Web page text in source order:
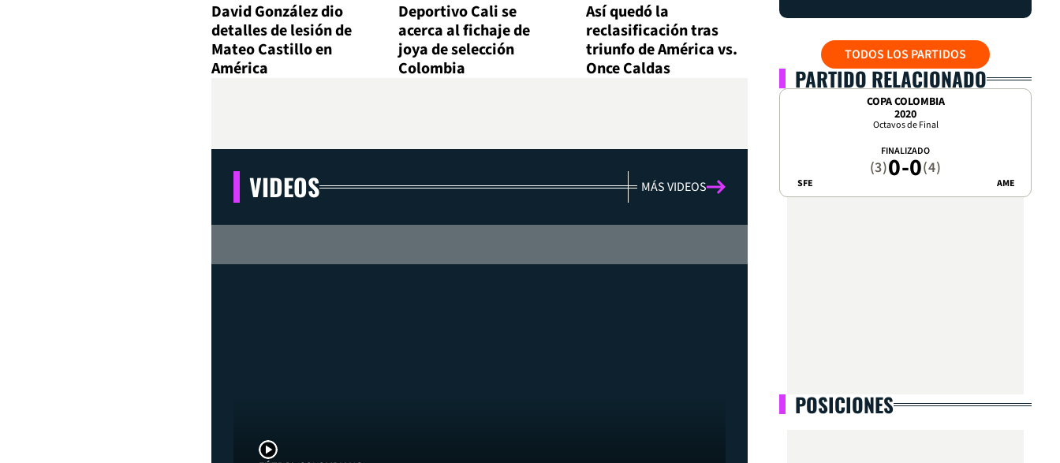
David González dio
detalles de lesión de
Mateo Castillo en
América
Deportivo Cali se
acerca al fichaje de
joya de selección
Colombia
Así quedó la
reclasificación tras
triunfo de América vs.
Once Caldas
VIDEOS MÁS VIDEOS
TODOS LOS PARTIDOS
PARTIDO RELACIONADO
COPA COLOMBIA
2020
Octavos de Final
SFE
FINALIZADO
(3)0-0(4)
AME
POSICIONES